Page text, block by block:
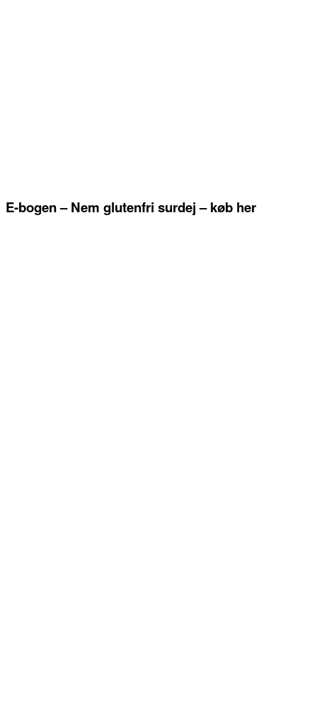
E-bogen – Nem glutenfri surdej – køb her